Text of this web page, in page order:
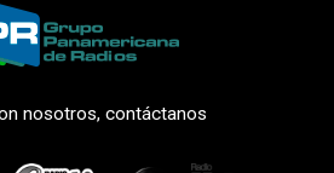
nosotros, contáctanos